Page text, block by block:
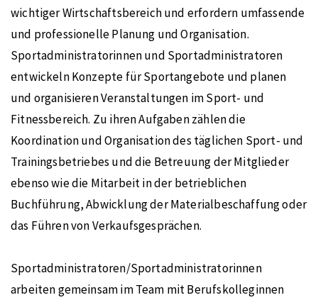
wichtiger Wirtschaftsbereich und erfordern umfassende
und professionelle Planung und Organisation.
Sportadministratorinnen und Sportadministratoren
entwickeln Konzepte für Sportangebote und planen
und organisieren Veranstaltungen im Sport- und
Fitnessbereich. Zu ihren Aufgaben zählen die
Koordination und Organisation des täglichen Sport- und
Trainingsbetriebes und die Betreuung der Mitglieder
ebenso wie die Mitarbeit in der betrieblichen
Buchführung, Abwicklung der Materialbeschaffung oder
das Führen von Verkaufsgesprächen.
Sportadministratoren/Sportadministratorinnen
arbeiten gemeinsam im Team mit Berufskolleginnen